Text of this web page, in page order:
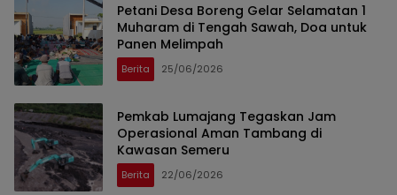
Petani Desa Boreng Gelar Selamatan 1
Muharam di Tengah Sawah, Doa untuk
Panen Melimpah
Berita 25/06/2026
Pemkab Lumajang Tegaskan Jam
Operasional Aman Tambang di
Kawasan Semeru
Berita 22/06/2026